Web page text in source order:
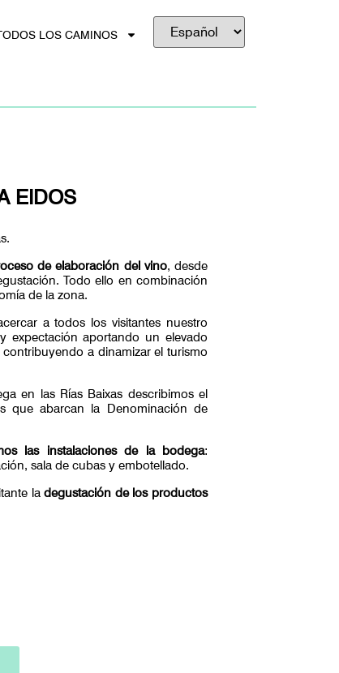
LOS CAMINOS
EIDOS
de elaboración del vino, desde
Todo ello en combinación
de la zona.
a todos los visitantes nuestro
expectación aportando un elevado
a dinamizar el turismo
en las Rías Baixas describimos el
que abarcan la Denominación de
las instalaciones de la bodega:
sala de cubas y embotellado.
ladegustación de los productos